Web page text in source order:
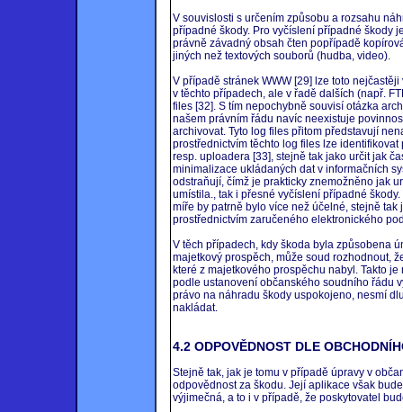
V souvislosti s určením způsobu a rozsahu
případné škody. Pro vyčíslení případné škody
právně závadný obsah čten popřípadě
jiných než textových souborů (hudba, video).
V případě stránek WWW [29] lze toto
v těchto případech, ale v řadě dalších (např.
files [32]. S tím nepochybně souvisí otázka
našem právním řádu navíc neexistuje
archivovat. Tyto log files přitom představují
prostřednictvím těchto log files lze
resp. uploadera [33], stejně tak jako určit jak
minimalizace ukládaných dat v informačních
odstraňují, čímž je prakticky znemožněno jak
umístila., tak i přesné vyčíslení případné
míře by patrně bylo více než účelné, stejně
prostřednictvím zaručeného elektronického
V těch případech, kdy škoda byla způsobena
majetkový prospěch, může soud rozhodnout,
které z majetkového prospěchu nabyl. Takto
podle ustanovení občanského soudního řádu
právo na náhradu škody uspokojeno, nesmí
nakládat.
4.2 ODPOVĚDNOST DLE
Stejně tak, jak je tomu v případě úpravy v
odpovědnost za škodu. Její aplikace však
výjimečná, a to i v případě, že poskytovatel